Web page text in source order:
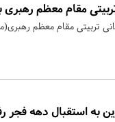
مقام معظم رهبری
تربیتی مقام معظم
به استقبال دهه فجر